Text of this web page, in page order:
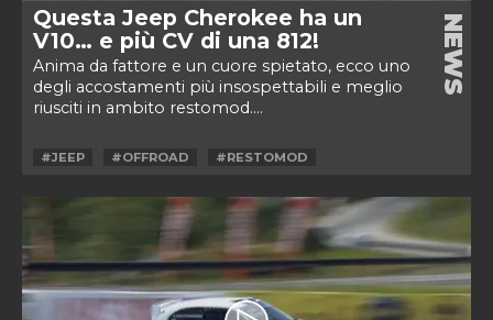
Questa Jeep Cherokee ha un
V10… e più CV di una 812!
Anima da fattore e un cuore spietato, ecco uno
degli accostamenti più insospettabili e meglio
riusciti in ambito restomod....
NEWS
#JEEP #OFFROAD #RESTOMOD